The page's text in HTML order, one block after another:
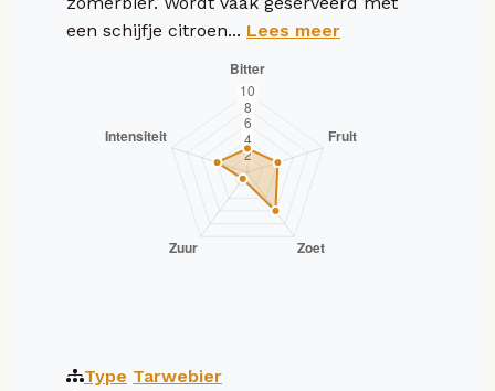
een schijfje citroen... Lees meer
Type Tarwebier